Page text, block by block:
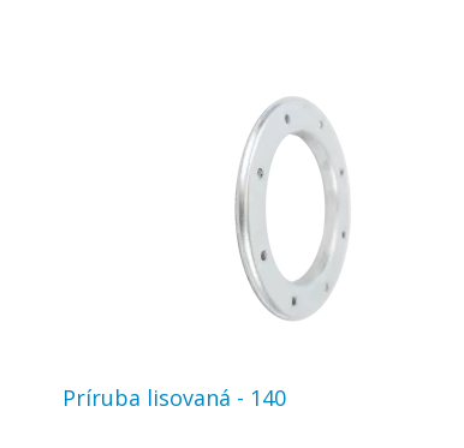
Príruba lisovaná - 140